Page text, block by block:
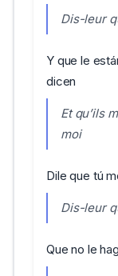
Dis-leur
Y que le
dicen
Et qu’ils
moi
Dile que tú
Dis-leur
Que no le